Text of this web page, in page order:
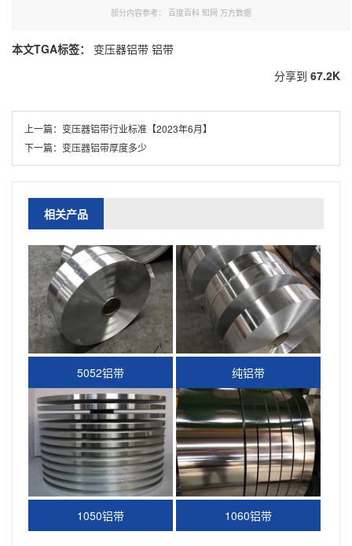
部分内容参考：
百度百科 知网 万方数据
本文TGA标签： 变压器铝带 铝带
分享到 67.2K
上一篇： 变压器铝带行业标准【2023年6月】
下一篇： 变压器铝带厚度多少
相关产品
5052铝带 纯铝带
1050铝带 1060铝带